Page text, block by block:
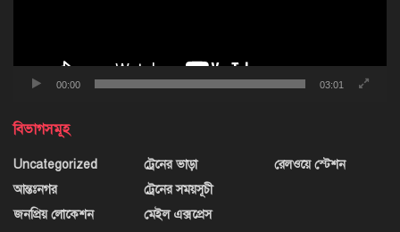
00:00 03:01
বিভাগসমূহ
Uncategorized
আন্তঃনগর
জনপ্রিয় লোকেশন
ট্রেনের ভাড়া
ট্রেনের সময়সূচী
মেইল এক্সপ্রেস
রেলওয়ে স্টেশন